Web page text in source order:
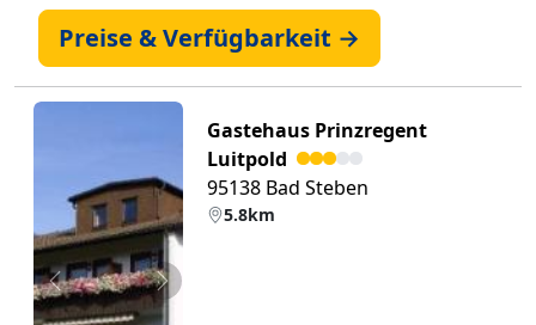
Preise & Verfügbarkeit →
Zurück Weiter
Gastehaus Prinzregent
Luitpold
95138 Bad Steben
5.8km